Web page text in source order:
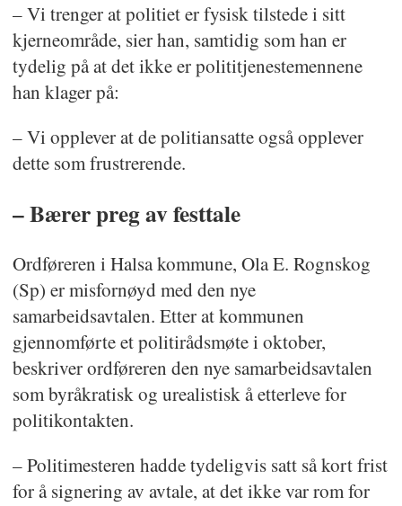
– Vi trenger at politiet er fysisk tilstede i sitt
kjerneområde, sier han, samtidig som han er
tydelig på at det ikke er polititjenestemennene
han klager på:
– Vi opplever at de politiansatte også opplever
dette som frustrerende.
– Bærer preg av festtale
Ordføreren i Halsa kommune, Ola E. Rognskog
(Sp) er misfornøyd med den nye
samarbeidsavtalen. Etter at kommunen
gjennomførte et politirådsmøte i oktober,
beskriver ordføreren den nye samarbeidsavtalen
som byråkratisk og urealistisk å etterleve for
politikontakten.
– Politimesteren hadde tydeligvis satt så kort frist
for å signering av avtale, at det ikke var rom for